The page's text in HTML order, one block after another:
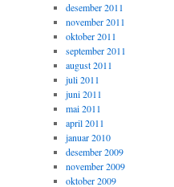
desember 2011
november 2011
oktober 2011
september 2011
august 2011
juli 2011
juni 2011
mai 2011
april 2011
januar 2010
desember 2009
november 2009
oktober 2009